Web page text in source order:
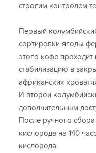
строгим контролем
Первый
сортировки ягоды
этого кофе проходит
стабилизацию в
африканских
И второй
дополнительным
После ручного
кислорода на 140
кислорода.